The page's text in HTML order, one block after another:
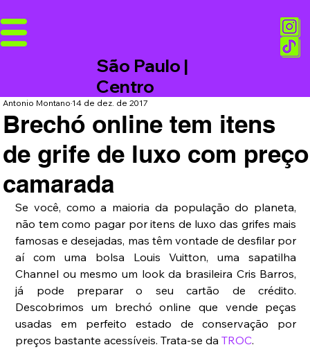
São Paulo |
Centro
Brechó online tem itens
de grife de luxo com preço
camarada
Antonio Montano14 de dez. de 2017
Se você, como a maioria da população do planeta,
não tem como pagar por itens de luxo das grifes mais
famosas e desejadas, mas têm vontade de desfilar por
aí com uma bolsa Louis Vuitton, uma sapatilha
Channel ou mesmo um look da brasileira Cris Barros,
já pode preparar o seu cartão de crédito.
Descobrimos um brechó online que vende peças
usadas em perfeito estado de conservação por
preços bastante acessíveis. Trata-se da TROC.